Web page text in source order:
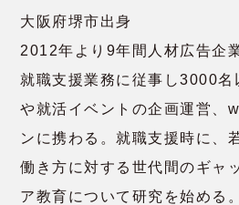
大阪府堺市出身
2012年より9年間人材広告企
就職支援業務に従事し3000
や就活イベントの企画運営、
ンに携わる。就職支援時に、
働き方に対する世代間のギャ
ア教育について研究を始める